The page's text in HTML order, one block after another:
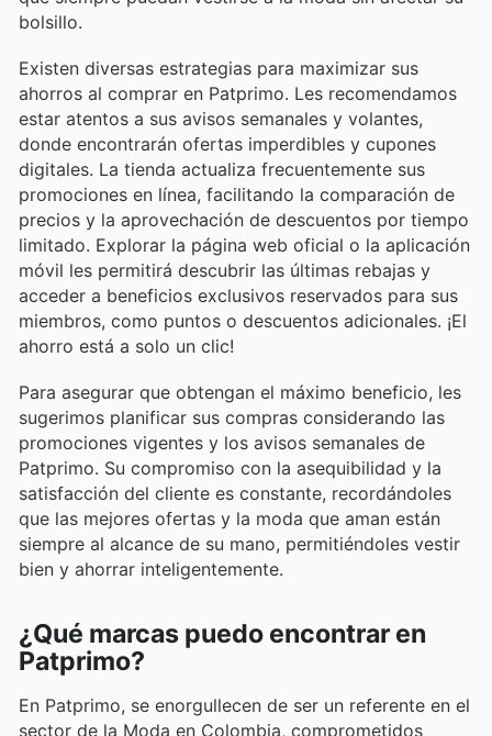
bolsillo.
Existen diversas estrategias para maximizar sus
ahorros al comprar en Patprimo. Les recomendamos
estar atentos a sus avisos semanales y volantes,
donde encontrarán ofertas imperdibles y cupones
digitales. La tienda actualiza frecuentemente sus
promociones en línea, facilitando la comparación de
precios y la aprovechación de descuentos por tiempo
limitado. Explorar la página web oficial o la aplicación
móvil les permitirá descubrir las últimas rebajas y
acceder a beneficios exclusivos reservados para sus
miembros, como puntos o descuentos adicionales. ¡El
ahorro está a solo un clic!
Para asegurar que obtengan el máximo beneficio, les
sugerimos planificar sus compras considerando las
promociones vigentes y los avisos semanales de
Patprimo. Su compromiso con la asequibilidad y la
satisfacción del cliente es constante, recordándoles
que las mejores ofertas y la moda que aman están
siempre al alcance de su mano, permitiéndoles vestir
bien y ahorrar inteligentemente.
¿Qué marcas puedo encontrar en
Patprimo?
En Patprimo, se enorgullecen de ser un referente en el
sector de la Moda en Colombia, comprometidos